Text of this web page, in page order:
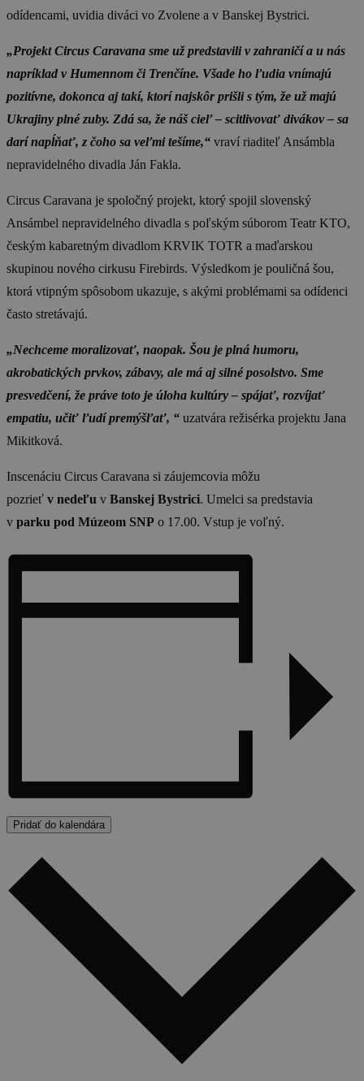
odídencami, uvidia diváci vo Zvolene a v Banskej Bystrici.
„Projekt Circus Caravana sme už predstavili v zahraničí a u nás
napríklad v Humennom či Trenčíne. Všade ho ľudia vnímajú
pozitívne, dokonca aj takí, ktorí najskôr prišli s tým, že už majú
Ukrajiny plné zuby. Zdá sa, že náš cieľ – scitlivovať divákov – sa
darí napĺňať, z čoho sa veľmi tešíme,“ vraví riaditeľ Ansámbla
nepravidelného divadla Ján Fakla.
Circus Caravana je spoločný projekt, ktorý spojil slovenský
Ansámbel nepravidelného divadla s poľským súborom Teatr KTO,
českým kabaretným divadlom KRVIK TOTR a maďarskou
skupinou nového cirkusu Firebirds. Výsledkom je pouličná šou,
ktorá vtipným spôsobom ukazuje, s akými problémami sa odídenci
často stretávajú.
„Nechceme moralizovať, naopak. Šou je plná humoru,
akrobatických prvkov, zábavy, ale má aj silné posolstvo. Sme
presvedčení, že práve toto je úloha kultúry – spájať, rozvíjať
empatiu, učiť ľudí premýšľať, “ uzatvára režisérka projektu Jana
Mikitková.
Inscenáciu Circus Caravana si záujemcovia môžu
pozrieť v nedeľu v Banskej Bystrici. Umelci sa predstavia
v parku pod Múzeom SNP o 17.00. Vstup je voľný.
Pridať do kalendára